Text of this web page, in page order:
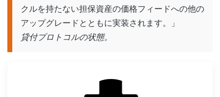
クルを持たない担保資産の価格フィードへの他の
アップグレードとともに実装されます。」
貸付プロトコルの状態。